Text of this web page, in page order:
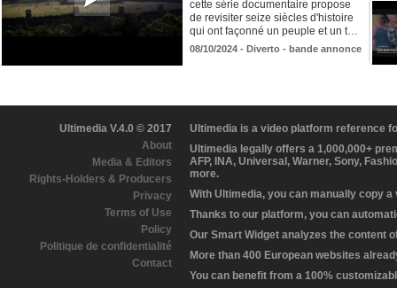
cette série documentaire propose
de revisiter seize siècles d'histoire
qui ont façonné un peuple et un t…
08/10/2024 - Diverto - bande annonce
Ultimedia V.4.0 © 2017
About
Media & Editors
Rights-Holders & Producers
Privacy
Terms of Use
Policy
Politique de confidentialité
Contact
Ultimedia is a video platform reference
Ultimedia legally offers a 1,000,000+
AFP, INA, Universal, Warner, Sony,
more.
With Ultimedia, you can manually copy
Thanks to our platform, you can
Our Smart Widget analyzes the content
More than 400 European websites
You can benefit from a 100%